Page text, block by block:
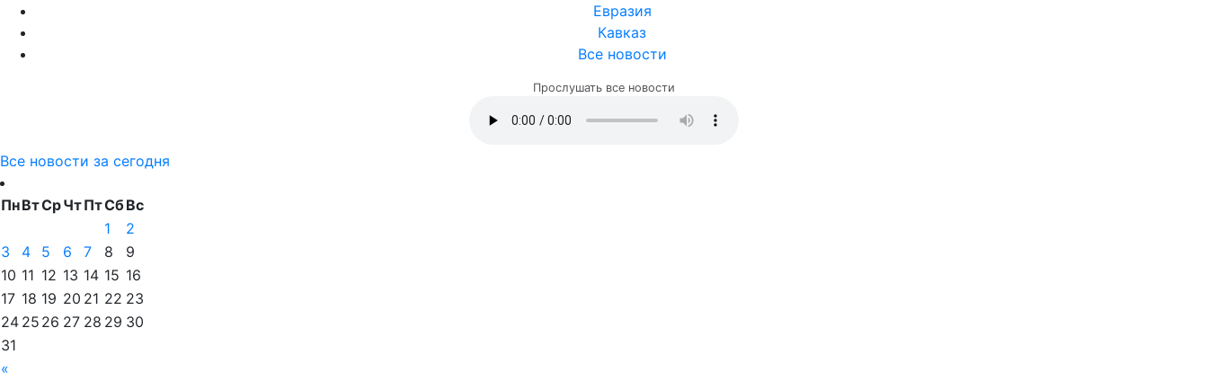
Евразия
Кавказ
Все новости
Прослушать все новости
Все новости за сегодня
ПнВтСрЧтПтСбВс
«
1
2
3
4 5 6 7 8
9
10 11 12 13 14 15 16
17 18 19 20 21 22 23
24 25 26 27 28 29 30
31